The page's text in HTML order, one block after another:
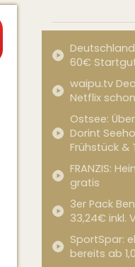
60€
waipu.tv
Netflix
Ostsee:
Dorint
Frühstück &
FRANZIS:
gratis
3er Pack
33,24€ inkl.
SportSpar:
bereits ab